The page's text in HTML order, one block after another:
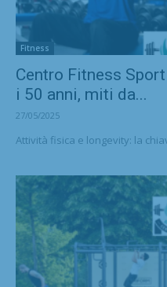
Fitness
Centro Fitness
i 50 anni, miti da...
27/05/2025
Attività fisica e longevity: la